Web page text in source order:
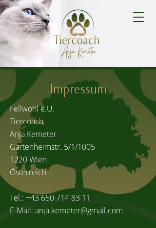
Impressum
Fellwohl e.U.
Tiercoach
Anja Kemeter
Gartenheimstr. 5/1/1005
1220 Wien
Österreich
Tel.: +43 650 714 83 11
E-Mail: anja.kemeter@gmail.com